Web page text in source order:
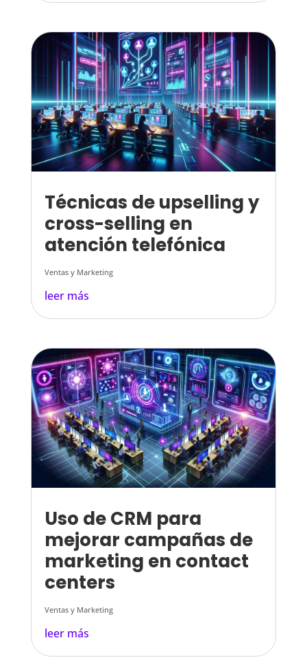
Técnicas de upselling y
cross-selling en
atención telefónica
Ventas y Marketing
leer más
Uso de CRM para
mejorar campañas de
marketing en contact
centers
Ventas y Marketing
leer más